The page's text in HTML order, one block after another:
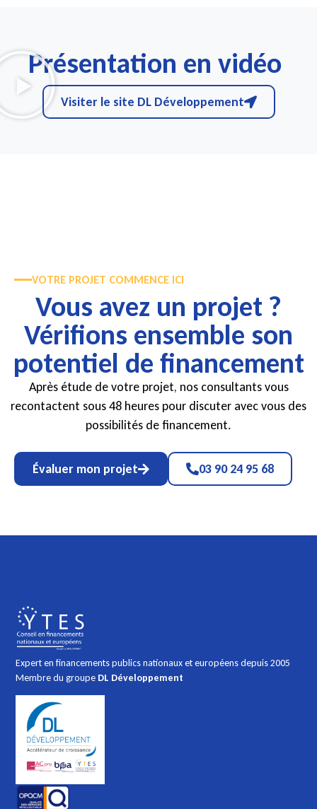
Présentation en vidéo
Visiter le site DL Développement
VOTRE PROJET COMMENCE ICI
Vous avez un projet ?
Vérifions ensemble son
potentiel de financement
Après étude de votre projet, nos consultants vous
recontactent sous 48 heures pour discuter avec vous des
possibilités de financement.
Évaluer mon projet 03 90 24 95 68
Expert en financements publics nationaux et européens depuis 2005
Membre du groupe DL Développement